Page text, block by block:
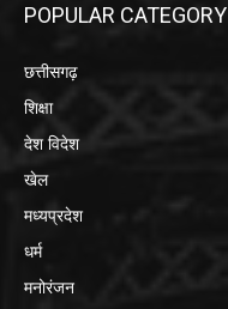
POPULAR CATEGORY
छत्तीसगढ़
शिक्षा
देश विदेश
खेल
मध्यप्रदेश
धर्म
मनोरंजन